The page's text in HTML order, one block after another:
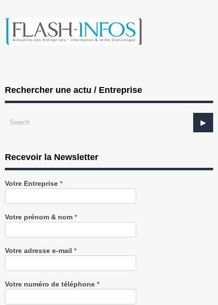
Rechercher une actu / Entreprise
Recevoir la Newsletter
Recevez
notre
gratuitement
Votre Entreprise *
Votre prénom & nom *
Votre adresse e-mail *
Votre numéro de téléphone *